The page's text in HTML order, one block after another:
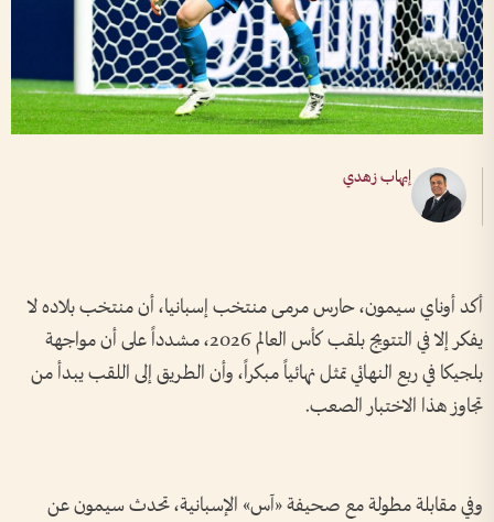
إيهاب زهدي
أكد أوناي سيمون، حارس مرمى منتخب إسبانيا، أن منتخب بلاده لا
يفكر إلا في التتويج بلقب كأس العالم 2026، مشدداً على أن مواجهة
بلجيكا في ربع النهائي تمثل نهائياً مبكراً، وأن الطريق إلى اللقب يبدأ من
تجاوز هذا الاختبار الصعب.
وفي مقابلة مطولة مع صحيفة «آس» الإسبانية، تحدث سيمون عن